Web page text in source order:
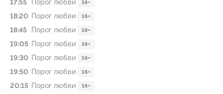
17:55 Порог любви 16+
18:20 Порог любви 16+
18:45 Порог любви 16+
19:05 Порог любви 16+
19:30 Порог любви 16+
19:50 Порог любви 16+
20:15 Порог любви 16+